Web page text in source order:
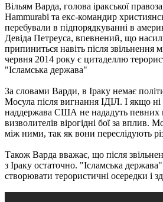
Вільям Варда, голова іракської
Hammurabi та екс-командир
перебували в підпорядкуванні в
Девіда Петреуса, впевнений, що
припиниться навіть після звільнення
червня 2014 року є цитаделлю
"Ісламська держава"
За словами Варди, в Іраку немає
Мосула після вигнання ІДІЛ. І якщо ні
наддержава США не нададуть певних
визволителів вірогідні бої за вплив.
між ними, так як вони переслідують
Також Варда вважає, що після
з Іраку остаточно. "Ісламська
створювати терористичні осередки і